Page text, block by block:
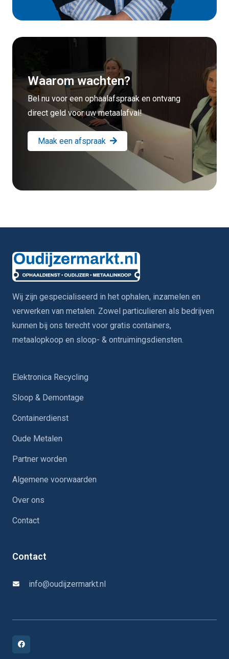
Waarom wachten?
Bel nu voor een ophaalafspraak en ontvang
direct geld voor uw metaalafval!
Maak een afspraak
Wij zijn gespecialiseerd in het ophalen, inzamelen en
verwerken van metalen. Zowel particulieren als bedrijven
kunnen bij ons terecht voor gratis containers,
metaalopkoop en sloop- & ontruimingsdiensten.
Elektronica Recycling
Sloop & Demontage
Containerdienst
Oude Metalen
Partner worden
Algemene voorwaarden
Over ons
Contact
Contact
info@oudijzermarkt.nl